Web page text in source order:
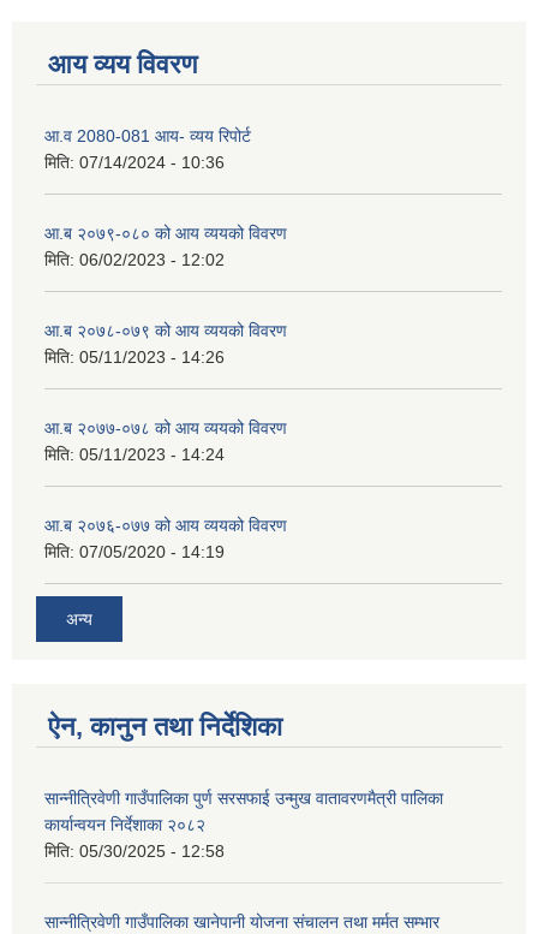
आय व्यय विवरण
आ.व 2080-081 आय- व्यय रिपोर्ट
मिति: 07/14/2024 - 10:36
आ.ब २०७९-०८० को आय व्ययको विवरण
मिति: 06/02/2023 - 12:02
आ.ब २०७८-०७९ को आय व्ययको विवरण
मिति: 05/11/2023 - 14:26
आ.ब २०७७-०७८ को आय व्ययको विवरण
मिति: 05/11/2023 - 14:24
आ.ब २०७६-०७७ को आय व्ययको विवरण
मिति: 07/05/2020 - 14:19
अन्य
ऐन, कानुन तथा निर्देशिका
सान्नीत्रिवेणी गाउँपालिका पुर्ण सरसफाई उन्मुख वातावरणमैत्री पालिका
कार्यान्वयन निर्देशाका २०८२
मिति: 05/30/2025 - 12:58
सान्नीत्रिवेणी गाउँपालिका खानेपानी योजना संचालन तथा मर्मत सम्भार